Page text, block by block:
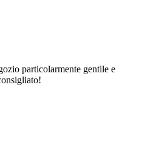
particolarmente gentile e